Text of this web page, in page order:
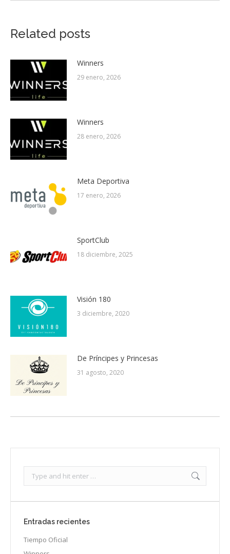
Related posts
Winners
29 enero, 2026
Winners
28 enero, 2026
Meta Deportiva
17 enero, 2026
SportClub
18 diciembre, 2025
Visión 180
3 diciembre, 2020
De Príncipes y Princesas
31 agosto, 2020
Entradas recientes
Tiempo Oficial